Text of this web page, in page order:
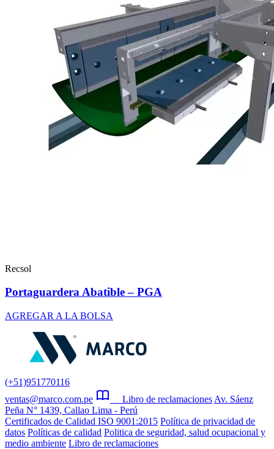
Recsol
Portaguardera Abatible – PGA
AGREGAR A LA BOLSA
(+51)951770116
ventas@marco.com.pe
Libro de reclamaciones Av. Sáenz
Peña N° 1439, Callao Lima - Perú
Certificados de Calidad ISO 9001:2015 Política de privacidad de
datos Políticas de calidad Politica de seguridad, salud ocupacional y
medio ambiente Libro de reclamaciones